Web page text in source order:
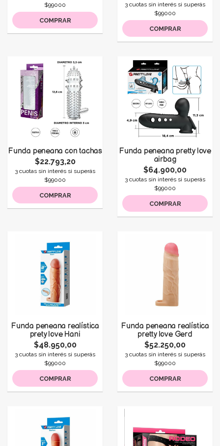
$99000
COMPRAR
3 cuotas sin interés si superás
$99000
COMPRAR
Funda peneana con tachas
$22.793,20
3 cuotas sin interés si superás
$99000
COMPRAR
Funda peneana pretty love
airbag
$64.900,00
3 cuotas sin interés si superás
$99000
COMPRAR
Funda peneana realística
prety love Hani
$48.950,00
3 cuotas sin interés si superás
$99000
COMPRAR
Funda peneana realística
pretty love Gerd
$52.250,00
3 cuotas sin interés si superás
$99000
COMPRAR